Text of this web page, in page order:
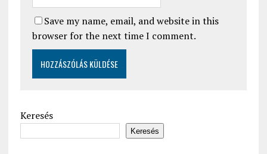
Save my name, email, and website in this
browser for the next time I comment.
Keresés
Keresés